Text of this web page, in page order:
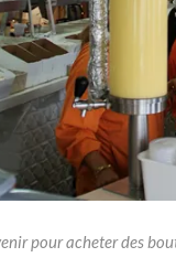
pour acheter des